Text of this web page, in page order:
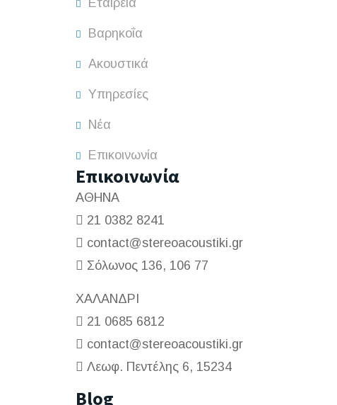
Εταιρεία
Βαρηκοΐα
Ακουστικά
Υπηρεσίες
Νέα
Επικοινωνία
Επικοινωνία
ΑΘΗΝΑ
21 0382 8241
contact@stereoacoustiki.gr
Σόλωνος 136, 106 77
ΧΑΛΑΝΔΡΙ
21 0685 6812
contact@stereoacoustiki.gr
Λεωφ. Πεντέλης 6, 15234
Blog